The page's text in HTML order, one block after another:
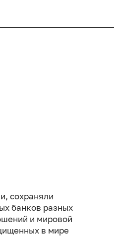
сохраняли
банков разных
и мировой
в мире